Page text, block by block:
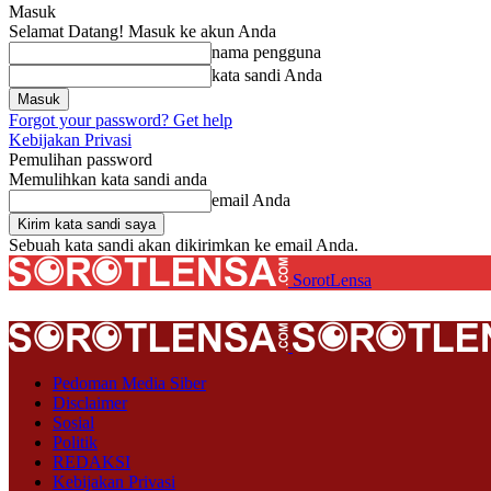
Masuk
Selamat Datang! Masuk ke akun Anda
nama pengguna
kata sandi Anda
Forgot your password? Get help
Kebijakan Privasi
Pemulihan password
Memulihkan kata sandi anda
email Anda
Sebuah kata sandi akan dikirimkan ke email Anda.
SorotLensa
Pedoman Media Siber
Disclaimer
Sosial
Politik
REDAKSI
Kebijakan Privasi